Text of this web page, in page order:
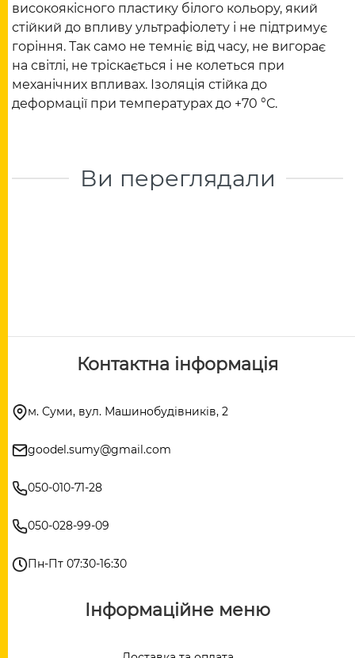
високоякісного пластику білого кольору, який
стійкий до впливу ультрафіолету і не підтримує
горіння. Так само не темніє від часу, не вигорає
на світлі, не тріскається і не колеться при
механічних впливах. Ізоляція стійка до
деформації при температурах до +70 °С.
Ви переглядали
Контактна інформація
м. Суми, вул. Машинобудівників, 2
goodel.sumy@gmail.com
050-010-71-28
050-028-99-09
Пн-Пт 07:30-16:30
Інформаційне меню